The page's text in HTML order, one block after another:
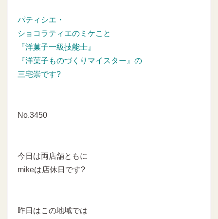
パティシエ・
ショコラティエのミケこと
『洋菓子一級技能士』
『洋菓子ものづくりマイスター』の
三宅崇です?
No.3450
今日は両店舗ともに
mikeは店休日です?
昨日はこの地域では